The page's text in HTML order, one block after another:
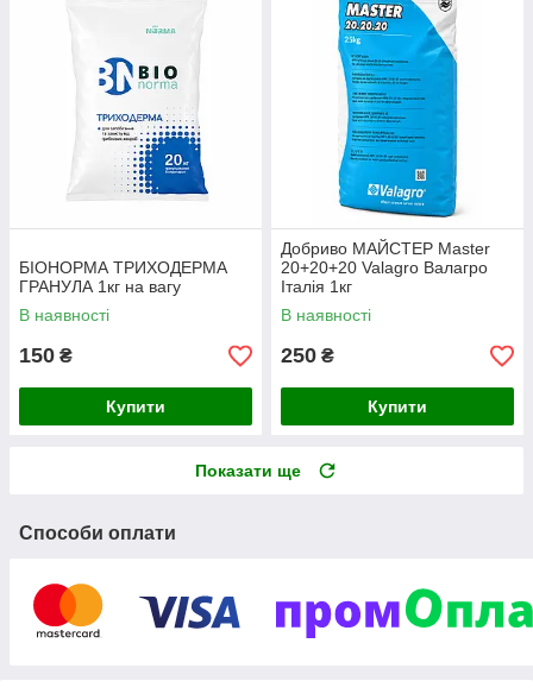
БІОНОРМА ТРИХОДЕРМА
ГРАНУЛА 1кг на вагу
В наявності
150 ₴
Купити
Добриво МАЙСТЕР Master
20+20+20 Valagro Валагро
Італія 1кг
В наявності
250 ₴
Купити
Показати ще
Способи оплати